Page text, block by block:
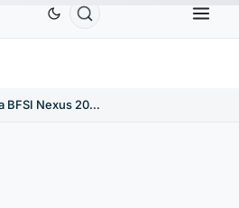
TetherUSDT ↑0.00%
Conferencia BFSI Nexus 2025: Londres se prepara para una inmersión profunda en IA, Fintech y Riesgo